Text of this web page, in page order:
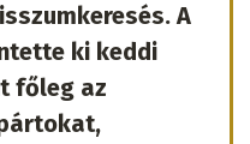
A
ki keddi
főleg az